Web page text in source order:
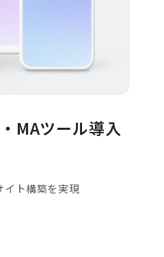
MAツール導入
イト構築を実現